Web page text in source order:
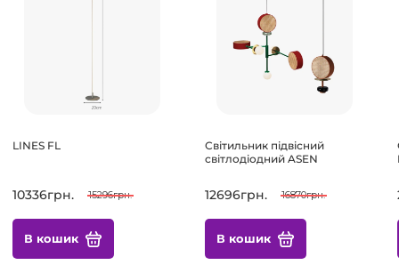
LINES FL
10336грн. 15296грн.
В кошик
Світильник підвісний
світлодіодний ASEN
12696грн. 16870грн.
В кошик